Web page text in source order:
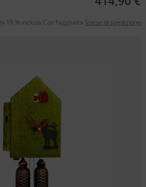
19 % inclusa Con l’aggiunta Spese di spedizione